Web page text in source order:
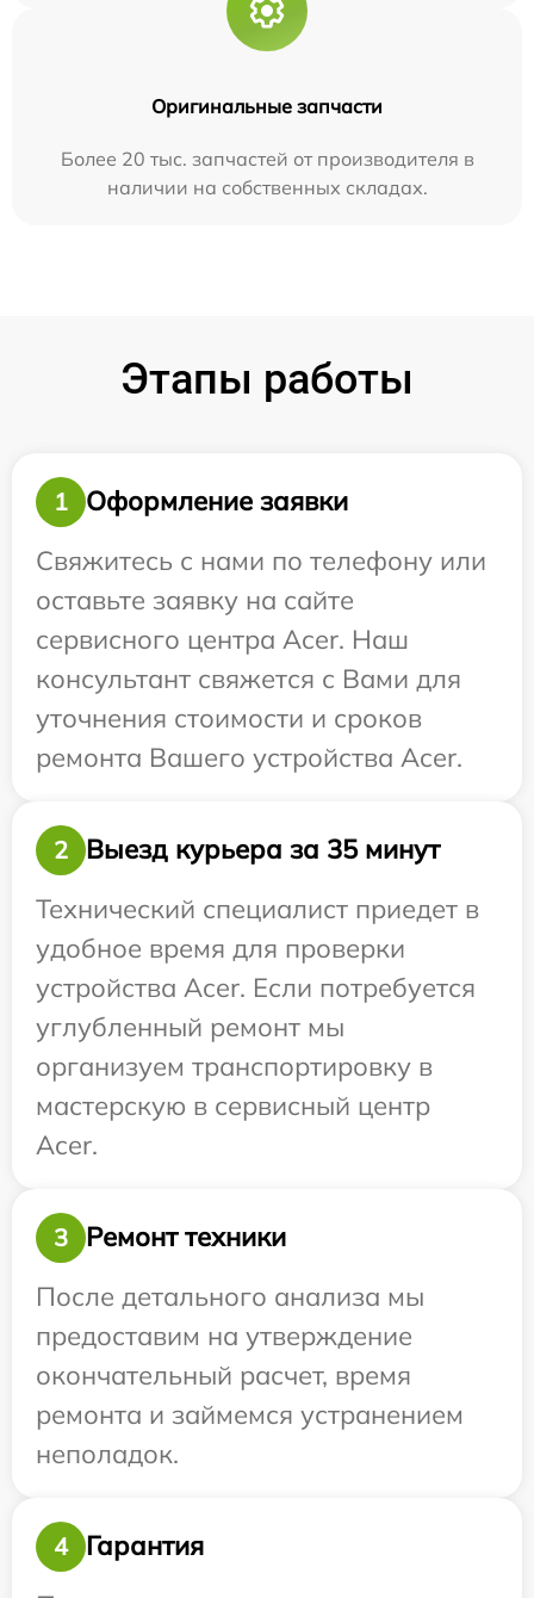
Оригинальные запчасти
Более 20 тыс. запчастей от производителя в
наличии на собственных складах.
Этапы работы
1
Оформление заявки
Свяжитесь с нами по телефону или
оставьте заявку на сайте
сервисного центра Acer. Наш
консультант свяжется с Вами для
уточнения стоимости и сроков
ремонта Вашего устройства Acer.
2
Выезд курьера за 35 минут
Технический специалист приедет в
удобное время для проверки
устройства Acer. Если потребуется
углубленный ремонт мы
организуем транспортировку в
мастерскую в сервисный центр
Acer.
3
Ремонт техники
После детального анализа мы
предоставим на утверждение
окончательный расчет, время
ремонта и займемся устранением
неполадок.
4
Гарантия